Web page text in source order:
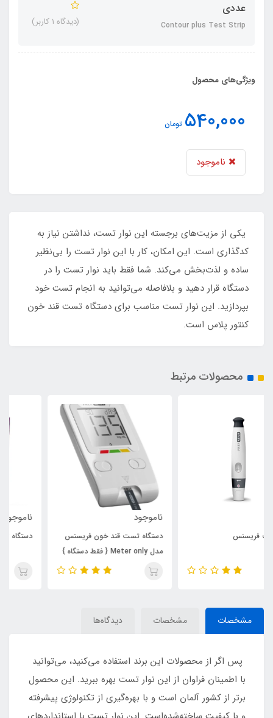
عددی
Contour plus Test Strip (دیدگاه 1 کاربر)
ویژگی‌های محصول
540,000 تومان
ناموجود
یکی از مزیت‌های برجسته این نوار تست، نداشتن نیاز به
کدگذاری است. این امکان، کار با این نوار تست را بی‌نظیر
ساده و لذت‌بخش می‌کند. شما فقط باید نوار تست را در
دستگاه قرار دهید و بلافاصله می‌توانید به انجام تست خود
بپردازید. این نوار تست مناسب برای دستگاه تست قند خون
کنتور پلاس است.
محصولات مرتبط
دستگاه تست قند خون فریسنس
دستگاه تست قند خون استار
مشخصات مشخصات دیدگاه‌ها
پس اگر از محصولات این برند استفاده می‌کنید، می‌توانید
با اطمینان فراوان از این نوار تست بهره ببرید. این محصول
برتر از کشور آلمان است و با بهره‌گیری از تکنولوژی پیشرفته